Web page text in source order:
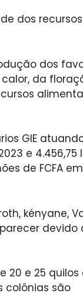
dos
dos
da
GIE
e 4.456,75
de FCFA em
kényane,
devido
20 e 25 quilos
colônias são